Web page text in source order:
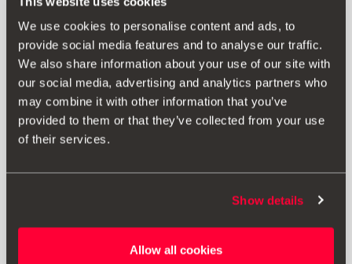
We use cookies to personalise content and ads, to
provide social media features and to analyse our traffic.
We also share information about your use of our site with
our social media, advertising and analytics partners who
may combine it with other information that you’ve
provided to them or that they’ve collected from your use
of their services.
Show details
Allow all cookies
Produkt Dokumenty
Tato hlavice řadicí páky, originální příslušenství SEAT,
vyzařuje sportovní styl a charakter, kombinuje hliník a
pochromování a má personalizaci vložek Tornado Red. K
sériový díl. Není vhodná pro vozidla s automatickou
Toledo. Pro vozy Toledo vyrobené po listopadu 2013
(45. týden) s hlavicí ze série HIGH je potřeba pouzdro